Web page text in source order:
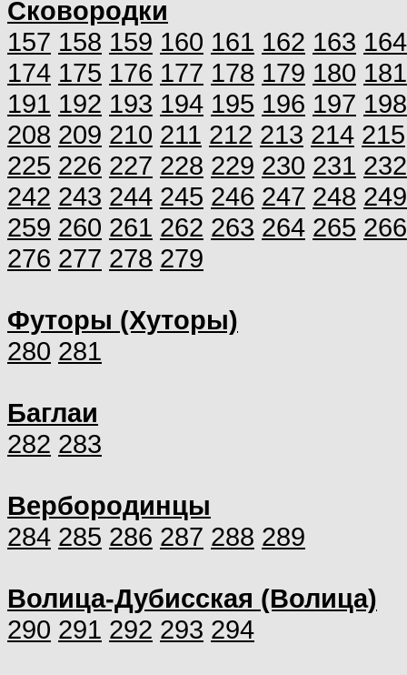
Сковородки
157 158 159 160 161 162 163 164
174 175 176 177 178 179 180 181
191 192 193 194 195 196 197 198
208 209 210 211 212 213 214 215
225 226 227 228 229 230 231 232
242 243 244 245 246 247 248 249
259 260 261 262 263 264 265 266
276 277 278 279
Футоры (Хуторы)
280 281
Баглаи
282 283
Вербородинцы
284 285 286 287 288 289
Волица-Дубисская (Волица)
290 291 292 293 294